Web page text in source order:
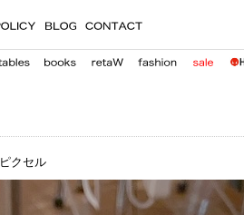
ピクセル